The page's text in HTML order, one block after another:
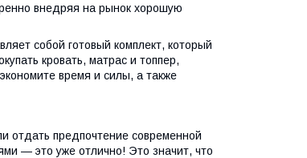
внедряя на рынок хорошую
собой готовый комплект, который
кровать, матрас и топпер,
время и силы, а также
отдать предпочтение современной
— это уже отлично! Это значит, что